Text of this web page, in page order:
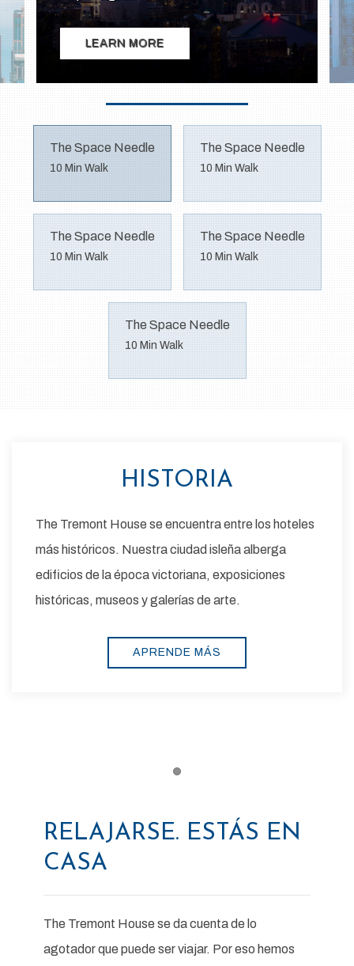
The Space Needle
10 Min Walk
The Space Needle
10 Min Walk
The Space Needle
10 Min Walk
The Space Needle
10 Min Walk
The Space Needle
10 Min Walk
LOCALIZACIÓN
Nuestra propiedad está cerca del puerto de
Galveston, UTMB Galveston, el muelle histórico de
placer de la isla de Galveston y la Universidad
Texas A&M.
EXPLORAR
RELAJARSE. ESTÁS EN
CASA
The Tremont House se da cuenta de lo
agotador que puede ser viajar. Por eso hemos